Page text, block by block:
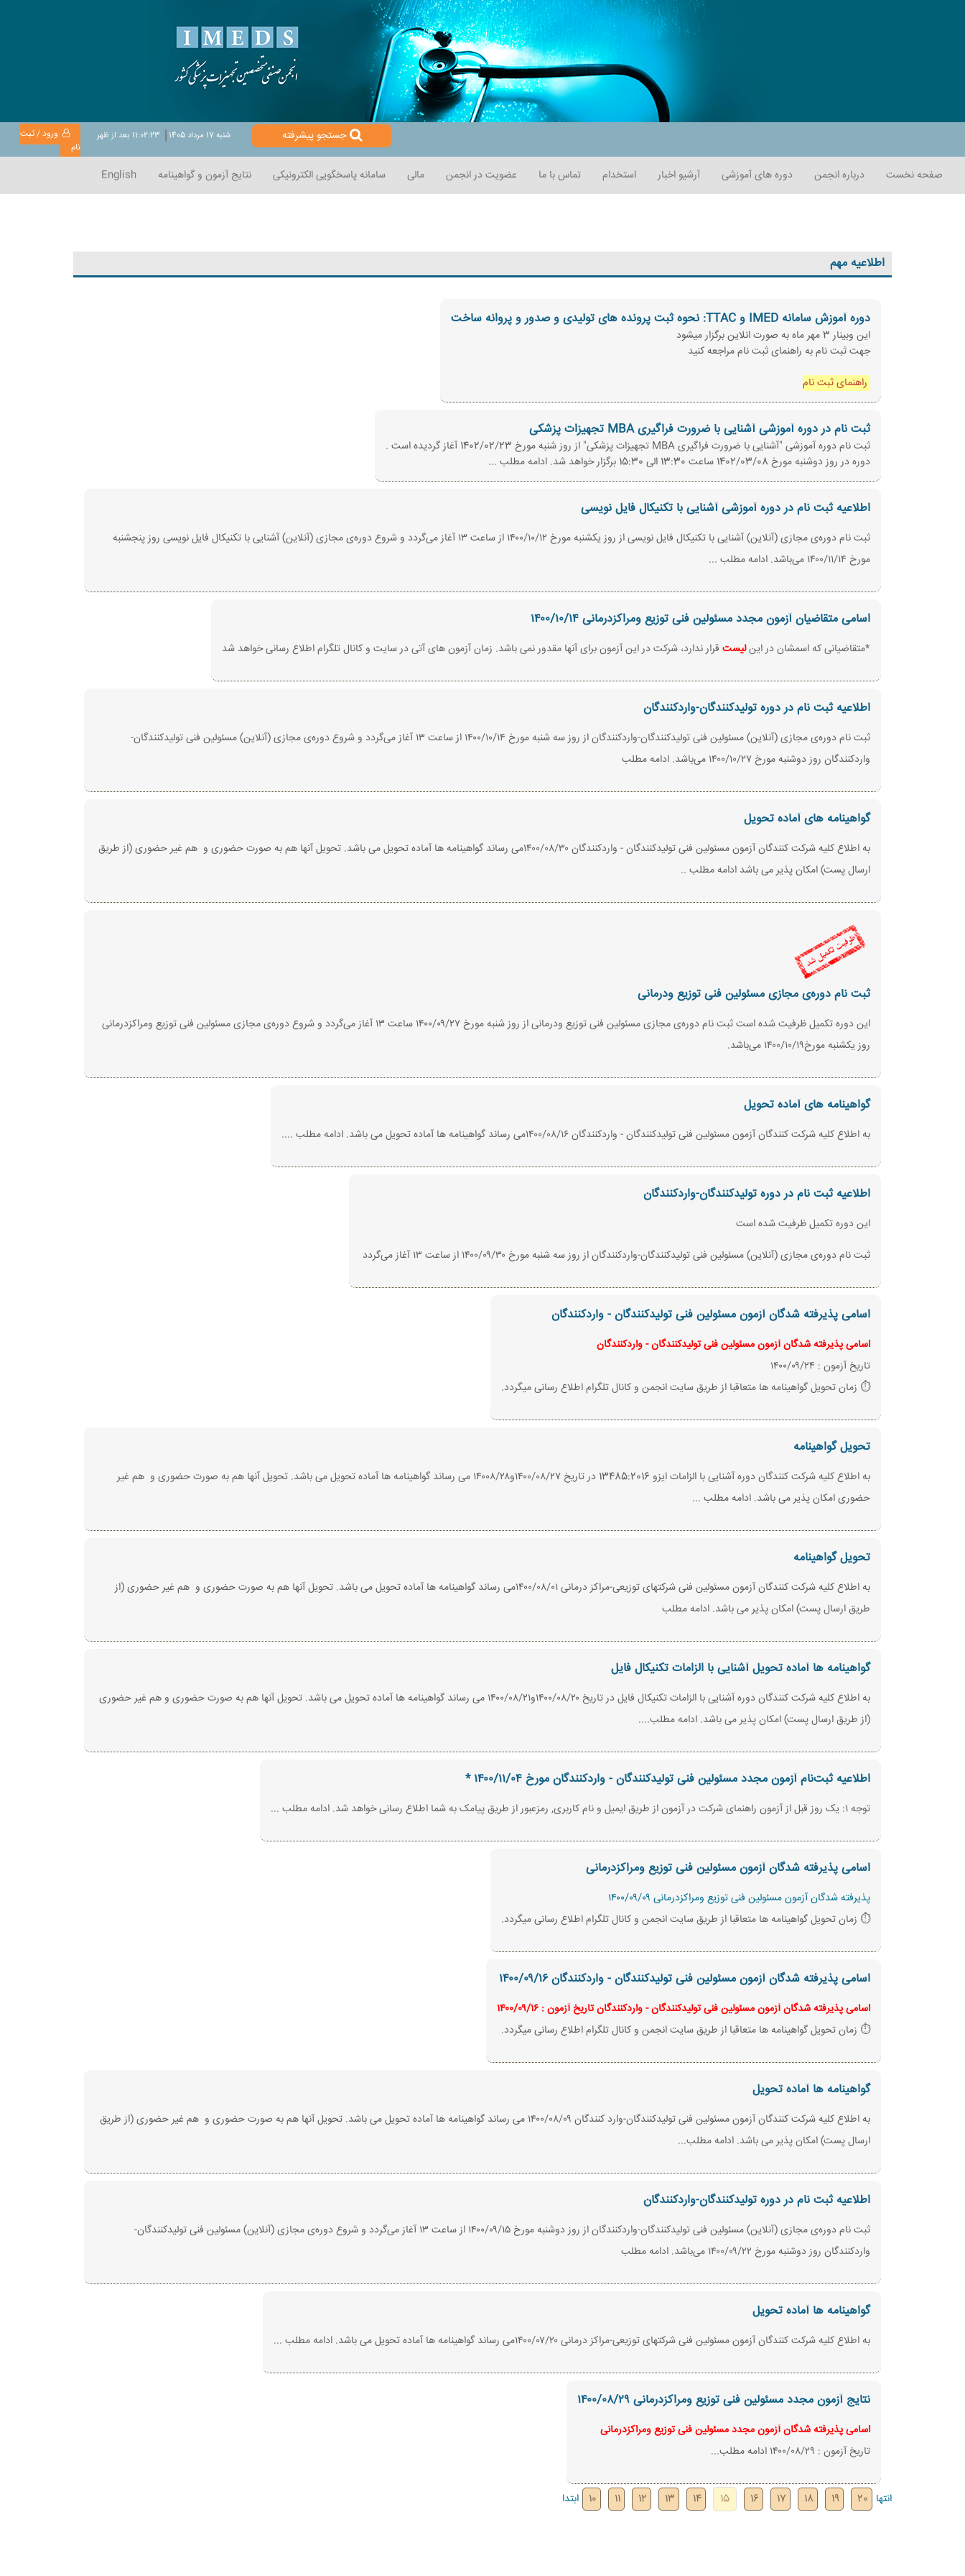
جستجو پیشرفته شنبه 17 مرداد 1405 11:02:24 بعد از ظهر
ورود / ثبت
نام
صفحه نخست درباره انجمن دوره های آموزشی آرشیو اخبار استخدام تماس با ما عضویت در انجمن مالی سامانه پاسخگویی الکترونیکی نتایج آزمون و گواهینامه English
اطلاعیه مهم
دوره آموزش سامانه IMED و TTAC: نحوه ثبت پرونده های تولیدی و صدور و پروانه ساخت
این وبینار 3 مهر ماه به صورت انلاین برگزار میشود
جهت ثبت نام به راهنمای ثبت نام مراجعه کنید
راهنمای ثبت نام
ثبت نام در دوره آموزشی آشنایی با ضرورت فراگیری MBA تجهیزات پزشکی
ثبت نام دوره‌ آموزشی "آشنایی با ضرورت فراگیری MBA تجهیزات پزشکی" از روز شنبه مورخ 1402/02/23 آغاز گردیده است .
دوره‌ در روز دوشنبه مورخ 1402/03/08 ساعت 13:30 الی 15:30 برگزار خواهد شد. ادامه مطلب ...
اطلاعیه ثبت نام در دوره آموزشی آشنایی با تکنیکال فایل نویسی
ثبت نام دوره‌ی مجازی (آنلاین) آشنایی با تکنیکال فایل نویسی از روز یکشنبه مورخ ۱۴٠٠/۱٠/۱۲ از ساعت ۱۳ آغاز می‌گردد و شروع دوره‌ی مجازی (آنلاین) آشنایی با تکنیکال فایل نویسی روز پنجشنبه
مورخ ۱۴۰۰/۱۱/۱۴ می‌باشد. ادامه مطلب ...
اسامی متقاضیان آزمون مجدد مسئولین فنی توزیع ومراکزدرمانی ۱۴۰۰/۱۰/۱۴
*متقاضیانی که اسمشان در اینلیست قرار ندارد، شرکت در این آزمون برای آنها مقدور نمی باشد. زمان آزمون های آتی در سایت و کانال تلگرام اطلاع رسانی خواهد شد
اطلاعیه ثبت نام در دوره تولیدکنندگان-واردکنندگان
ثبت نام دوره‌ی مجازی (آنلاین) مسئولین فنی تولیدکنندگان-واردکنندگان از روز سه شنبه مورخ ۱۴۰۰/۱۰/۱۴ از ساعت ۱۳ آغاز می‌گردد و شروع دوره‌ی مجازی (آنلاین) مسئولین فنی تولیدکنندگان-
واردکنندگان روز دوشنبه مورخ ۱۴۰۰/۱۰/۲۷ می‌باشد. ادامه مطلب
گواهینامه های آماده تحویل
به اطلاع کلیه شرکت کنندگان آزمون مسئولین فنی تولیدکنندگان - واردکنندگان ۱۴٠٠/٠۸/۳٠می رساند گواهینامه ها آماده تحویل می باشد. تحویل آنها هم به صورت حضوری و هم غیر حضوری (از طریق
ارسال پست) امکان پذیر می باشد ادامه مطلب ..
ثبت نام دوره‌ی مجازی مسئولین فنی توزیع ودرمانی
این دوره تکمیل ظرفیت شده است ثبت نام دوره‌ی مجازی مسئولین فنی توزیع ودرمانی از روز شنبه مورخ ۱۴۰۰/۰۹/۲۷ ساعت ۱۳ آغاز می‌گردد و شروع دوره‌ی مجازی مسئولین فنی توزیع ومراکزدرمانی
روز یکشنبه مورخ۱۴۰۰/۱۰/۱۹ می‌باشد.
گواهینامه های آماده تحویل
به اطلاع کلیه شرکت کنندگان آزمون مسئولین فنی تولیدکنندگان - واردکنندگان ۱۴٠٠/٠۸/۱۶می رساند گواهینامه ها آماده تحویل می باشد. ادامه مطلب ....
اطلاعیه ثبت نام در دوره تولیدکنندگان-واردکنندگان
این دوره تکمیل ظرفیت شده است
ثبت نام دوره‌ی مجازی (آنلاین) مسئولین فنی تولیدکنندگان-واردکنندگان از روز سه شنبه مورخ ۱۴۰۰/۰۹/۳۰ از ساعت ۱۳ آغاز می‌گردد
اسامی پذیرفته شدگان آزمون مسئولین فنی تولیدکنندگان - واردکنندگان
اسامی پذیرفته شدگان آزمون مسئولین فنی تولیدکنندگان - واردکنندگان
تاریخ آزمون : ۱۴۰۰/۰۹/۲۴
⏱️ زمان تحویل گواهینامه ها متعاقبا از طریق سایت انجمن و کانال تلگرام اطلاع رسانی میگردد.
تحویل گواهینامه
به اطلاع کلیه شرکت کنندگان دوره آشنایی با الزامات ایزو 13485:2016 در تاریخ ۱۴٠٠/٠۸/۲۷و۱۴٠٠۸/۲۸ می رساند گواهینامه ها آماده تحویل می باشد. تحویل آنها هم به صورت حضوری و هم غیر
حضوری امکان پذیر می باشد. ادامه مطلب ...
تحویل گواهینامه
به اطلاع کلیه شرکت کنندگان آزمون مسئولین فنی شرکتهای توزیعی-مراکز درمانی ۱۴٠٠/٠۸/٠۱می رساند گواهینامه ها آماده تحویل می باشد. تحویل آنها هم به صورت حضوری و هم غیر حضوری (از
طریق ارسال پست) امکان پذیر می باشد. ادامه مطلب
گواهینامه ها آماده تحویل آشنایی با الزامات تکنیکال فایل
به اطلاع کلیه شرکت کنندگان دوره آشنایی با الزامات تکنیکال فایل در تاریخ ۱۴٠٠/٠۸/۲٠و۱۴٠٠/٠۸/۲۱ می رساند گواهینامه ها آماده تحویل می باشد. تحویل آنها هم به صورت حضوری و هم غیر حضوری
(از طریق ارسال پست) امکان پذیر می باشد. ادامه مطلب....
اطلاعیه ثبت‌نام آزمون مجدد مسئولین فنی تولیدکنندگان - واردکنندگان مورخ ۱۴۰۰/۱۱/۰۴ *
توجه ۱: یک روز قبل از آزمون راهنمای شرکت در آزمون از طریق ایمیل و نام کاربری, رمزعبور از طریق پیامک به شما اطلاع رسانی خواهد شد. ادامه مطلب ...
اسامی پذیرفته شدگان آزمون مسئولین فنی توزیع ومراکزدرمانی
پذیرفته شدگان آزمون مسئولین فنی توزیع ومراکزدرمانی ۱۴۰۰/۰۹/۰۹
⏱️ زمان تحویل گواهینامه ها متعاقبا از طریق سایت انجمن و کانال تلگرام اطلاع رسانی میگردد.
اسامی پذیرفته شدگان آزمون مسئولین فنی تولیدکنندگان - واردکنندگان ۱۴۰۰/۰۹/۱۶
اسامی پذیرفته شدگان آزمون مسئولین فنی تولیدکنندگان - واردکنندگان تاریخ آزمون : ۱۴۰۰/۰۹/۱۶
⏱️ زمان تحویل گواهینامه ها متعاقبا از طریق سایت انجمن و کانال تلگرام اطلاع رسانی میگردد.
گواهینامه ها آماده تحویل
به اطلاع کلیه شرکت کنندگان آزمون مسئولین فنی تولیدکنندگان-وارد کنندگان ۱۴۰۰/۰۸/۰۹ می رساند گواهینامه ها آماده تحویل می باشد. تحویل آنها هم به صورت حضوری و هم غیر حضوری (از طریق
ارسال پست) امکان پذیر می باشد. ادامه مطلب...
اطلاعیه ثبت نام در دوره تولیدکنندگان-واردکنندگان
ثبت نام دوره‌ی مجازی (آنلاین) مسئولین فنی تولیدکنندگان-واردکنندگان از روز دوشنبه مورخ ۱۴۰۰/۰۹/۱۵ از ساعت ۱۳ آغاز می‌گردد و شروع دوره‌ی مجازی (آنلاین) مسئولین فنی تولیدکنندگان-
واردکنندگان روز دوشنبه مورخ ۱۴۰۰/۰۹/۲۲ می‌باشد. ادامه مطلب
گواهینامه ها آماده تحویل
به اطلاع کلیه شرکت کنندگان آزمون مسئولین فنی شرکتهای توزیعی-مراکز درمانی ۱۴۰۰/۰۷/۲۰می رساند گواهینامه ها آماده تحویل می باشد. ادامه مطلب ...
نتایج آزمون مجدد مسئولین فنی توزیع ومراکزدرمانی ۱۴۰۰/۰۸/۲۹
اسامی پذیرفته شدگان آزمون مجدد مسئولین فنی توزیع ومراکزدرمانی
تاریخ آزمون : ۱۴۰۰/۰۸/۲۹ ادامه مطلب...
انتها 10 11 12 13 14 15 16 17 18 19 20 ابتدا